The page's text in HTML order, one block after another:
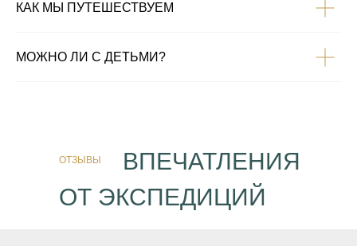
КАК МЫ ПУТЕШЕСТВУЕМ
МОЖНО ЛИ С ДЕТЬМИ?
ВПЕЧАТЛЕНИЯ
ОТ ЭКСПЕДИЦИЙ
ОТЗЫВЫ